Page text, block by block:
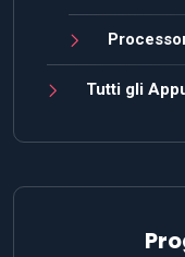
Tutti gli